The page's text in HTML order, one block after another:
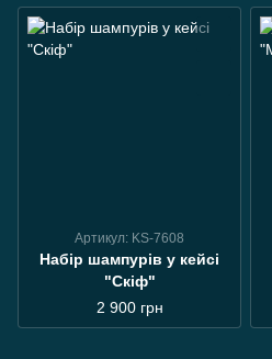
Артикул: KS-7608
Набір шампурів у кейсі
"Скіф"
2 900 грн